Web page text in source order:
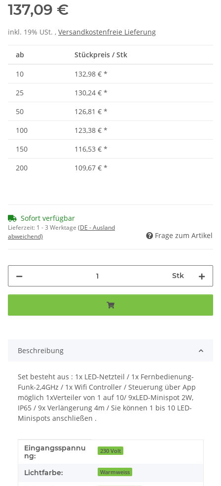
137,09 €
inkl. 19% USt. , Versandkostenfreie Lieferung
ab Stückpreis / Stk
10 132,98 € *
25
130,24 € *
50
126,81 € *
100
123,38 € *
150
116,53 € *
200
109,67 € *
Sofort verfügbar
Lieferzeit: 1 - 3 Werktage (DE - Ausland
abweichend)
Frage zum Artikel
Stk
Beschreibung
Set besteht aus : 1x LED-Netzteil / 1x Fernbedienung-
Funk-2,4GHz / 1x Wifi Controller / Steuerung über App
möglich 1xVerteiler von 1 auf 10/ 9xLED-Minispot 2W,
IP65 / 9x Verlängerung 4m / Sie können 1 bis 10 LED-
Minispots anschließen .
Produkteigenschaft
Wert
Eingangsspannu
ng:
230 Volt
Lichtfarbe: Warmweiss